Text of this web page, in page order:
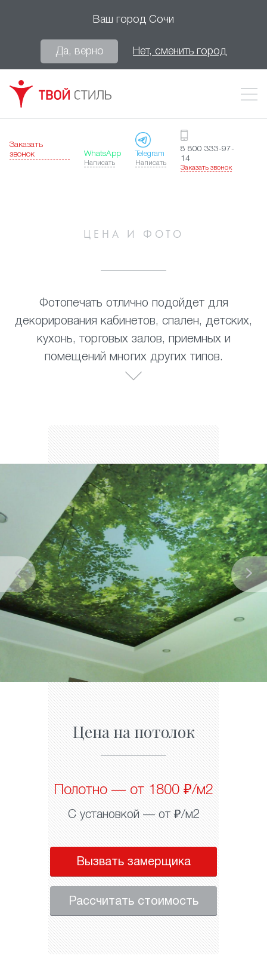
Ваш город Сочи
Да, верно Нет, сменить город
Заказать
звонок
WhatsApp
Написать
Telegram
Написать
8 800 333-97-
14
Заказать звонок
ЦЕНА И ФОТО
Фотопечать отлично подойдет для
декорирования кабинетов, спален, детских,
кухонь, торговых залов, приемных и
помещений многих других типов.
Цена на потолок
Полотно — от 1800 ₽/м2
С установкой — от ₽/м2
Вызвать замерщика
Рассчитать стоимость